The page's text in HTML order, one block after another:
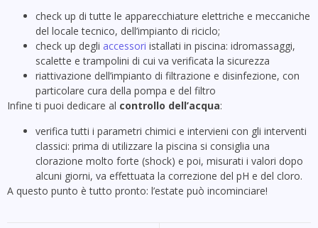
check up di tutte le apparecchiature elettriche e meccaniche
del locale tecnico, dell’impianto di riciclo;
check up degli accessori istallati in piscina: idromassaggi,
scalette e trampolini di cui va verificata la sicurezza
riattivazione dell’impianto di filtrazione e disinfezione, con
particolare cura della pompa e del filtro
Infine ti puoi dedicare al controllo dell’acqua:
verifica tutti i parametri chimici e intervieni con gli interventi
classici: prima di utilizzare la piscina si consiglia una
clorazione molto forte (shock) e poi, misurati i valori dopo
alcuni giorni, va effettuata la correzione del pH e del cloro.
A questo punto è tutto pronto: l’estate può incominciare!